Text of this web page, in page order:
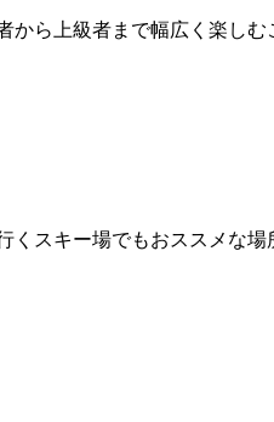
から上級者まで幅広く楽し
くスキー場でもおススメな場